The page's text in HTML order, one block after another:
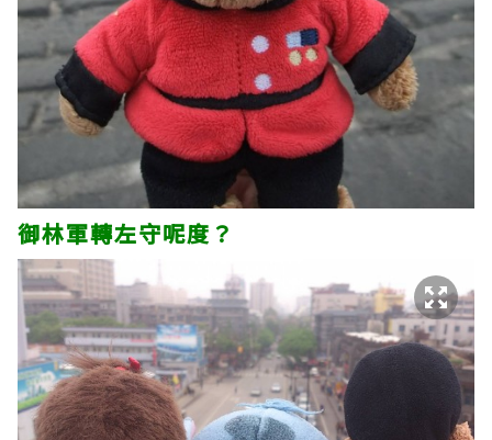
御林軍轉左守呢度？